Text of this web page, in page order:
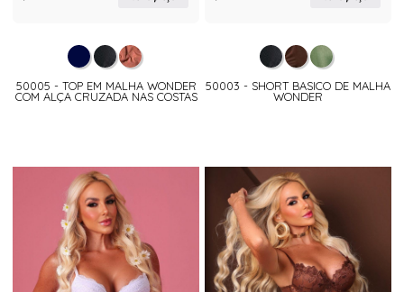
50005 - TOP EM MALHA WONDER
COM ALÇA CRUZADA NAS COSTAS
50003 - SHORT BASICO DE MALHA
WONDER